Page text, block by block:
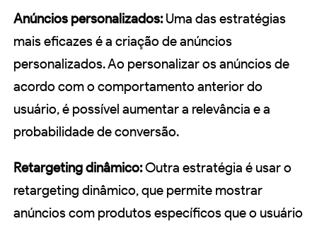
Anúncios personalizados:Uma das estratégias
mais eficazes é a criação de anúncios
personalizados. Ao personalizar os anúncios de
acordo com o comportamento anterior do
usuário, é possível aumentar a relevância e a
probabilidade de conversão.
Retargeting dinâmico:Outra estratégia é usar o
retargeting dinâmico, que permite mostrar
anúncios com produtos específicos que o usuário